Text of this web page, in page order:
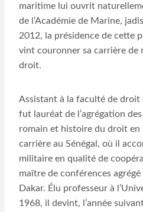
maritime lui ouvrit
de l’Académie de Marine,
2012, la présidence de cette
vint couronner sa carrière de
droit.
Assistant à la faculté de droit
fut lauréat de l’agrégation
romain et histoire du droit en
carrière au Sénégal, où il
militaire en qualité de
maître de conférences
Dakar. Élu professeur à
1968, il devint, l’année